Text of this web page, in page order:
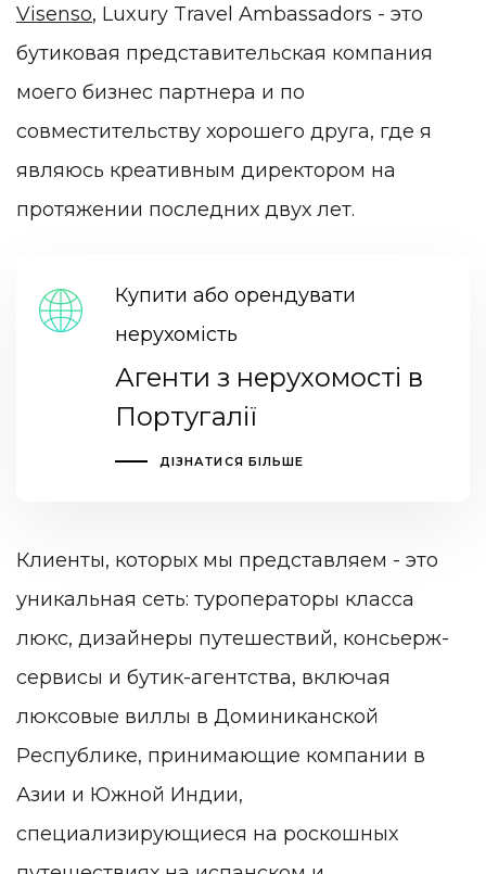
Visenso, Luxury Travel Ambassadors - это
бутиковая представительская компания
моего бизнес партнера и по
совместительству хорошего друга, где я
являюсь креативным директором на
протяжении последних двух лет.
Купити або орендувати
нерухомість
Агенти з нерухомості в
Португалії
ДІЗНАТИСЯ БІЛЬШЕ
Клиенты, которых мы представляем - это
уникальная сеть: туроператоры класса
люкс, дизайнеры путешествий, консьерж-
сервисы и бутик-агентства, включая
люксовые виллы в Доминиканской
Республике, принимающие компании в
Азии и Южной Индии,
специализирующиеся на роскошных